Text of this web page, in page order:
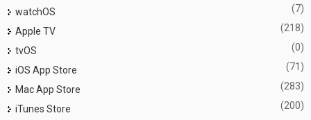
watchOS (7)
Apple TV (218)
tvOS (0)
iOS App Store (71)
Mac App Store (283)
iTunes Store
(200)